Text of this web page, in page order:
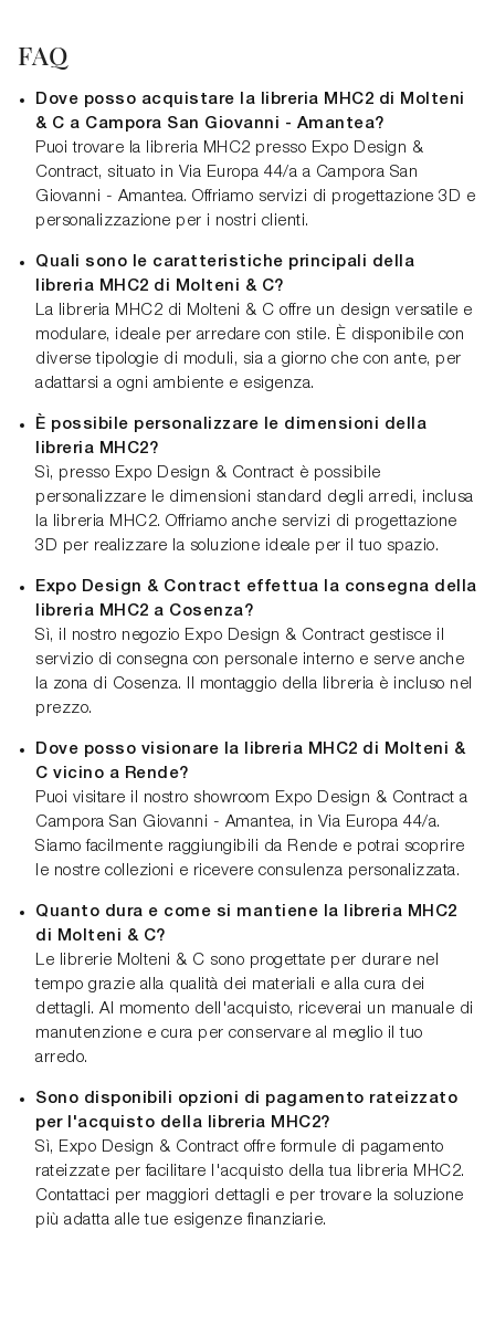
FAQ
Dove posso acquistare la libreria MHC2 di Molteni
& C a Campora San Giovanni - Amantea?
Puoi trovare la libreria MHC2 presso Expo Design &
Contract, situato in Via Europa 44/a a Campora San
Giovanni - Amantea. Offriamo servizi di progettazione 3D e
personalizzazione per i nostri clienti.
Quali sono le caratteristiche principali della
libreria MHC2 di Molteni & C?
La libreria MHC2 di Molteni & C offre un design versatile e
modulare, ideale per arredare con stile. È disponibile con
diverse tipologie di moduli, sia a giorno che con ante, per
adattarsi a ogni ambiente e esigenza.
È possibile personalizzare le dimensioni della
libreria MHC2?
Sì, presso Expo Design & Contract è possibile
personalizzare le dimensioni standard degli arredi, inclusa
la libreria MHC2. Offriamo anche servizi di progettazione
3D per realizzare la soluzione ideale per il tuo spazio.
Expo Design & Contract effettua la consegna della
libreria MHC2 a Cosenza?
Sì, il nostro negozio Expo Design & Contract gestisce il
servizio di consegna con personale interno e serve anche
la zona di Cosenza. Il montaggio della libreria è incluso nel
prezzo.
Dove posso visionare la libreria MHC2 di Molteni &
C vicino a Rende?
Puoi visitare il nostro showroom Expo Design & Contract a
Campora San Giovanni - Amantea, in Via Europa 44/a.
Siamo facilmente raggiungibili da Rende e potrai scoprire
le nostre collezioni e ricevere consulenza personalizzata.
Quanto dura e come si mantiene la libreria MHC2
di Molteni & C?
Le librerie Molteni & C sono progettate per durare nel
tempo grazie alla qualità dei materiali e alla cura dei
dettagli. Al momento dell'acquisto, riceverai un manuale di
manutenzione e cura per conservare al meglio il tuo
arredo.
Sono disponibili opzioni di pagamento rateizzato
per l'acquisto della libreria MHC2?
Sì, Expo Design & Contract offre formule di pagamento
rateizzate per facilitare l'acquisto della tua libreria MHC2.
Contattaci per maggiori dettagli e per trovare la soluzione
più adatta alle tue esigenze finanziarie.